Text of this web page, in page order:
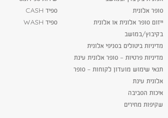
סופר אלונית
ייזום סופר אלונית או אלונית
בקיבוץ/במושב
מדיניות ביטולים בסניפי אלונית
מדיניות פרטיות – סופר אלונית עינת
תנאי שימוש מועדון לקוחות – סופר
אלונית עינת
איכות הסביבה
שקיפות מחירים
ספיד CASH
ספיד WASH